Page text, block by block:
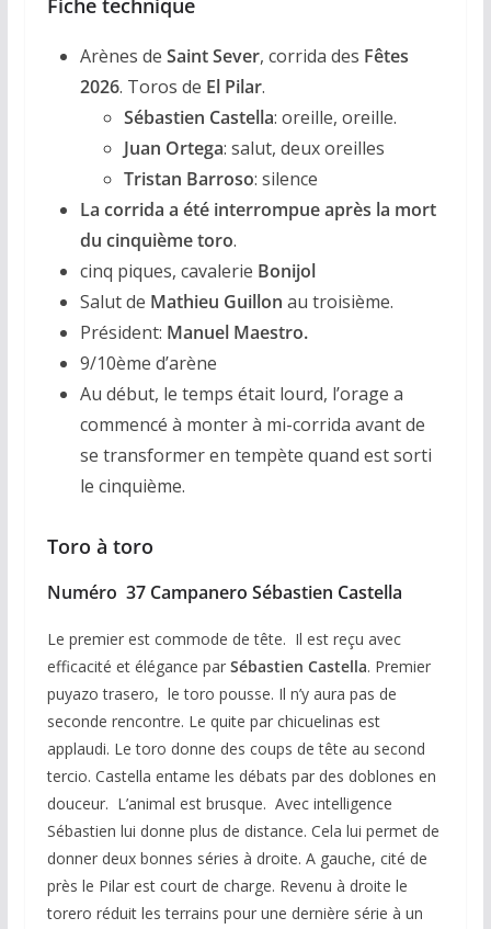
Fiche technique
Arènes de Saint Sever, corrida des Fêtes
2026. Toros de El Pilar.
Sébastien Castella: oreille, oreille.
Juan Ortega: salut, deux oreilles
Tristan Barroso: silence
La corrida a été interrompue après la mort
du cinquième toro.
cinq piques, cavalerie Bonijol
Salut de Mathieu Guillon au troisième.
Président: Manuel Maestro.
9/10ème d’arène
Au début, le temps était lourd, l’orage a
commencé à monter à mi-corrida avant de
se transformer en tempète quand est sorti
le cinquième.
Toro à toro
Numéro 37 Campanero Sébastien Castella
Le premier est commode de tête. Il est reçu avec
efficacité et élégance par Sébastien Castella. Premier
puyazo trasero, le toro pousse. Il n’y aura pas de
seconde rencontre. Le quite par chicuelinas est
applaudi. Le toro donne des coups de tête au second
tercio. Castella entame les débats par des doblones en
douceur. L’animal est brusque. Avec intelligence
Sébastien lui donne plus de distance. Cela lui permet de
donner deux bonnes séries à droite. A gauche, cité de
près le Pilar est court de charge. Revenu à droite le
torero réduit les terrains pour une dernière série à un